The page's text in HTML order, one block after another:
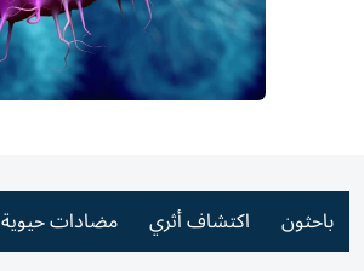
باحثون اكتشاف أثري مضادات حيوية